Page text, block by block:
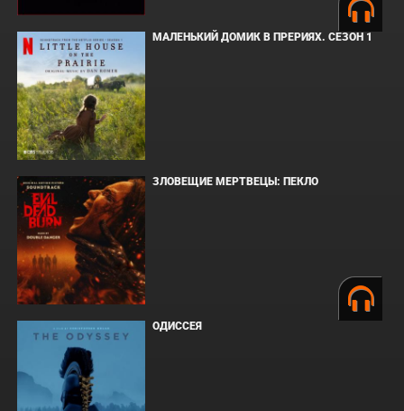
МАЛЕНЬКИЙ ДОМИК В ПРЕРИЯХ. СЕЗОН 1
ЗЛОВЕЩИЕ МЕРТВЕЦЫ: ПЕКЛО
ОДИССЕЯ